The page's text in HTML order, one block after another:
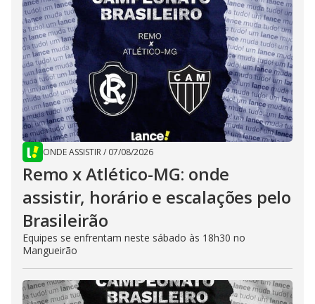
ONDE ASSISTIR/ 07/08/2026
Remo x Atlético-MG: onde
assistir, horário e escalações pelo
Brasileirão
Equipes se enfrentam neste sábado às 18h30 no
Mangueirão